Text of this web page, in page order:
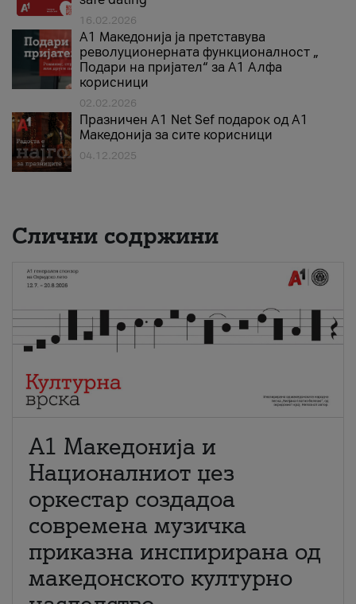
16.02.2026
А1 Македонија ја претставува
револуционерната функционалност „
Подари на пријател“ за А1 Алфа
корисници
02.02.2026
Празничен A1 Net Sеf подарок од А1
Македонија за сите корисници
04.12.2025
Слични содржини
А1 Македонија и
Националниот џез
оркестар создадоа
современа музичка
приказна инспирирана од
македонското културно